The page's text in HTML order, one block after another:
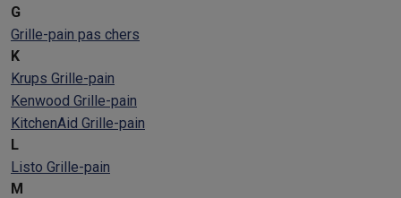
G
Grille-pain pas chers
K
Krups Grille-pain
Kenwood Grille-pain
KitchenAid Grille-pain
L
Listo Grille-pain
M